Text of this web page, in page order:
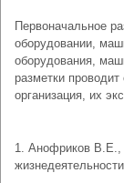
Первоначальное
оборудовании,
оборудования,
разметки проводит
организация, их
1. Анофриков В.Е.,